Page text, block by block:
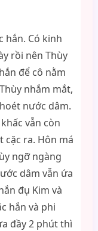
hắn. Có kinh
rồi nên Thùy
để cô nằm
nhắm mắt,
nước dâm.
vẫn còn
cặc ra. Hôn má
ngỡ ngàng
dâm vẫn ứa
đụ Kim và
hắn và phi
đầy 2 phút thì